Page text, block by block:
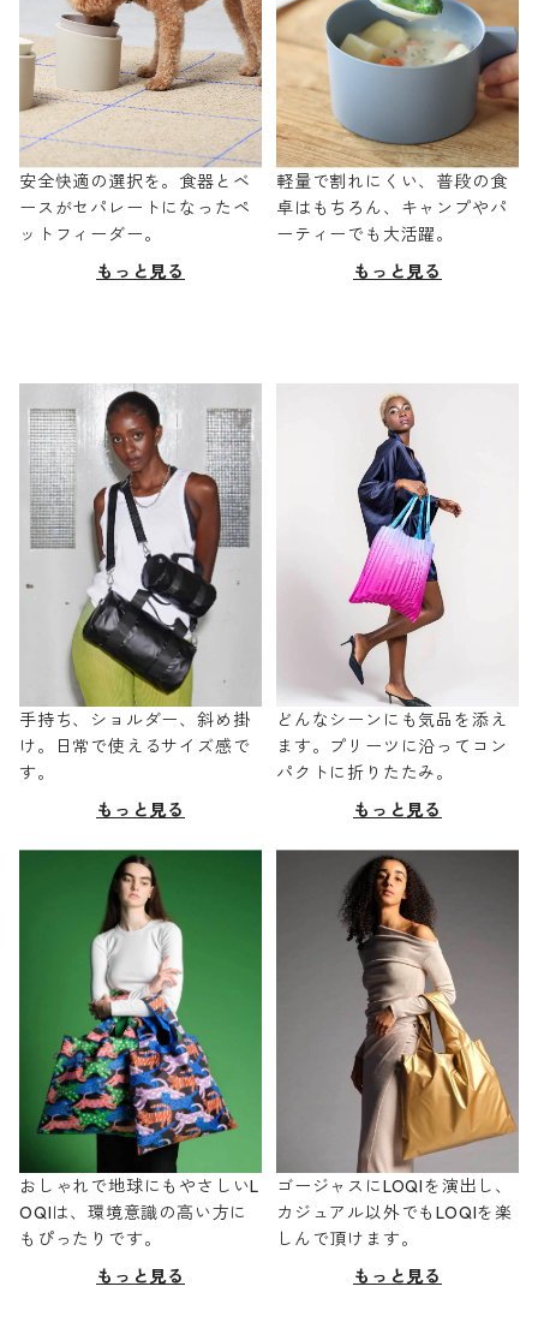
安全快適の選択を。食器とベ
ースがセパレートになったペ
ットフィーダー。
もっと見る
軽量で割れにくい、普段の食
卓はもちろん、キャンプやパ
ーティーでも大活躍。
もっと見る
手持ち、ショルダー、斜め掛
け。日常で使えるサイズ感で
す。
もっと見る
どんなシーンにも気品を添え
ます。プリーツに沿ってコン
パクトに折りたたみ。
もっと見る
おしゃれで地球にもやさしいL
OQIは、環境意識の高い方に
もぴったりです。
もっと見る
ゴージャスにLOQIを演出し、
カジュアル以外でもLOQIを楽
しんで頂けます。
もっと見る